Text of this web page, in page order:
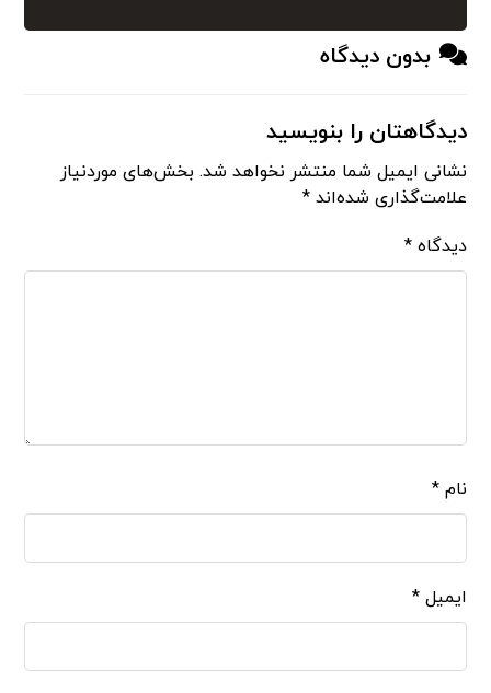
بدون دیدگاه
دیدگاهتان را بنویسید
نشانی ایمیل شما منتشر نخواهد شد. بخش‌های موردنیاز
علامت‌گذاری شده‌اند*
دیدگاه*
نام*
ایمیل*